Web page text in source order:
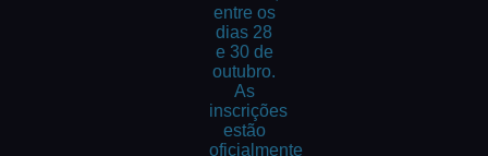
entre os
dias 28
e 30 de
outubro.
As
inscrições
estão
oficialmente